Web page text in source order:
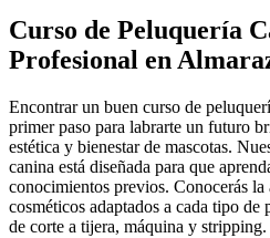
Curso de Peluquería
Profesional en
Encontrar un buen curso de
primer paso para labrarte un futuro
estética y bienestar de mascotas.
canina está diseñada para que
conocimientos previos. Conocerás la
cosméticos adaptados a cada tipo
de corte a tijera, máquina y stripping.